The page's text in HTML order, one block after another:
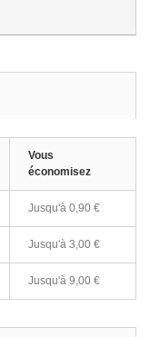
Vous
économisez
Jusqu'à 0,90 €
Jusqu'à 3,00 €
Jusqu'à 9,00 €